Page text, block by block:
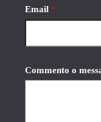
a
i
Email *
Commento o